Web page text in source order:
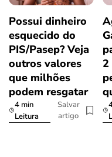
Possui dinheiro
esquecido do
PIS/Pasep? Veja
outros valores
que milhões
podem resgatar
4 min
Leitura
Salvar
artigo
2